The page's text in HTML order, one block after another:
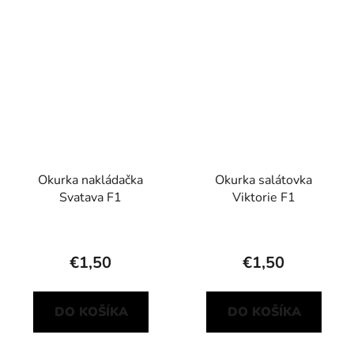
Okurka nakládačka
Svatava F1
€1,50
DO KOŠÍKA
Okurka salátovka
Viktorie F1
€1,50
DO KOŠÍKA